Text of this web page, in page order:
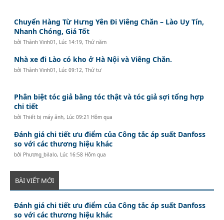
Chuyển Hàng Từ Hưng Yên Đi Viêng Chăn – Lào Uy Tín,
Nhanh Chóng, Giá Tốt
bởiThành Vinh01, Lúc 14:19, Thứ năm
Nhà xe đi Lào có kho ở Hà Nội và Viêng Chăn.
bởiThành Vinh01, Lúc 09:12, Thứ tư
Phân biệt tóc giả bằng tóc thật và tóc giả sợi tổng hợp
chi tiết
bởiThiết bị máy ảnh, Lúc 09:21 Hôm qua
Đánh giá chi tiết ưu điểm của Công tắc áp suất Danfoss
so với các thương hiệu khác
bởi Phương_bilalo, Lúc 16:58 Hôm qua
BÀI VIẾT MỚI
Đánh giá chi tiết ưu điểm của Công tắc áp suất Danfoss
so với các thương hiệu khác